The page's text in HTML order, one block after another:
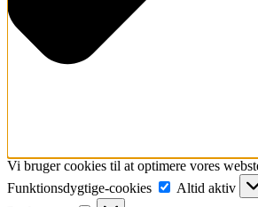
Vi bruger cookies til at optimere vores
Funktionsdygtige-cookies
cookies
Altid aktiv